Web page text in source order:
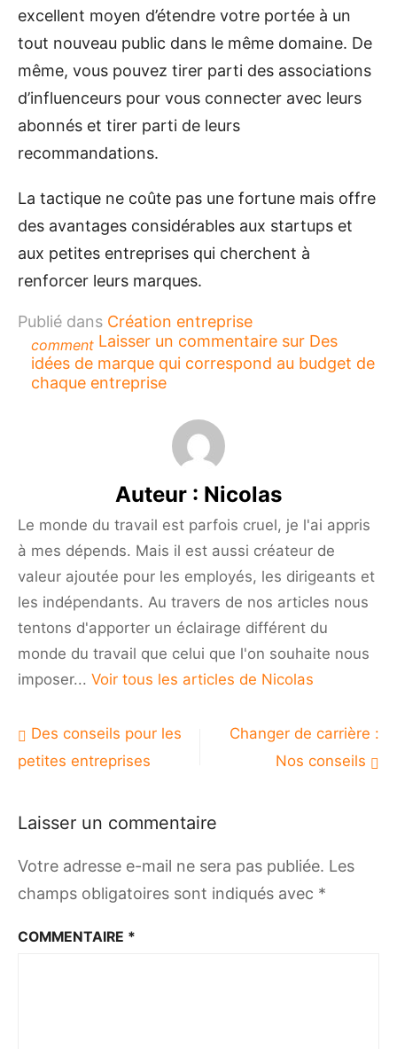
excellent moyen d’étendre votre portée à un
tout nouveau public dans le même domaine. De
même, vous pouvez tirer parti des associations
d’influenceurs pour vous connecter avec leurs
abonnés et tirer parti de leurs
recommandations.
La tactique ne coûte pas une fortune mais offre
des avantages considérables aux startups et
aux petites entreprises qui cherchent à
renforcer leurs marques.
Publié dans Création entreprise
comment Laisser un commentaire sur Des
idées de marque qui correspond au budget de
chaque entreprise
Auteur : Nicolas
Le monde du travail est parfois cruel, je l'ai appris
à mes dépends. Mais il est aussi créateur de
valeur ajoutée pour les employés, les dirigeants et
les indépendants. Au travers de nos articles nous
tentons d'apporter un éclairage différent du
monde du travail que celui que l'on souhaite nous
imposer... Voir tous les articles de Nicolas
Navigation
de
Des conseils pour les
petites entreprises
Changer de carrière :
Nos conseils
Laisser un commentaire
Votre adresse e-mail ne sera pas publiée. Les
champs obligatoires sont indiqués avec *
COMMENTAIRE *